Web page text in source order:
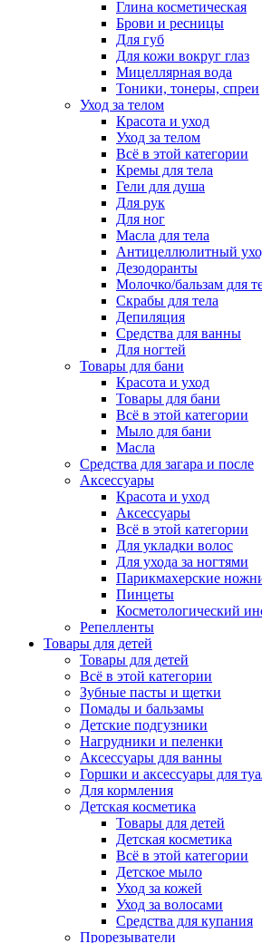
Глина косметическая
Брови и ресницы
Для губ
Для кожи вокруг глаз
Мицеллярная вода
Тоники, тонеры, спреи
Уход за телом
Красота и уход
Уход за телом
Всё в этой категории
Кремы для тела
Гели для душа
Для рук
Для ног
Масла для тела
Антицеллюлитный
Дезодоранты
Молочко/бальзам для
Скрабы для тела
Депиляция
Средства для ванны
Для ногтей
Товары для бани
Красота и уход
Товары для бани
Всё в этой категории
Мыло для бани
Масла
Средства для загара и после
Аксессуары
Красота и уход
Аксессуары
Всё в этой категории
Для укладки волос
Для ухода за ногтями
Парикмахерские
Пинцеты
Косметологический
Репелленты
Товары для детей
Товары для детей
Всё в этой категории
Зубные пасты и щетки
Помады и бальзамы
Детские подгузники
Нагрудники и пеленки
Аксессуары для ванны
Горшки и аксессуары для
Для кормления
Детская косметика
Товары для детей
Детская косметика
Всё в этой категории
Детское мыло
Уход за кожей
Уход за волосами
Средства для купания
Прорезыватели